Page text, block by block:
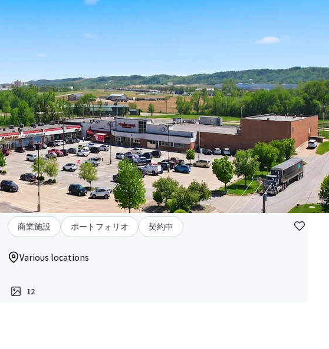
商業施設 ポートフォリオ 契約中
Various locations
12